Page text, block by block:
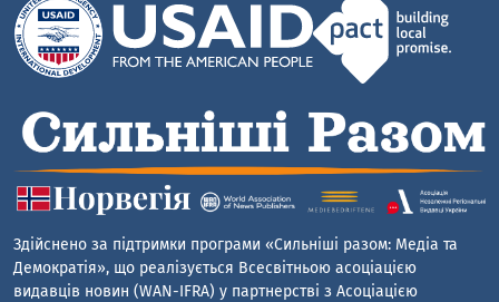
Здійснено за підтримки програми «Сильніші разом: Медіа та
Демократія», що реалізується Всесвітньою асоціацією
видавців новин (WAN-IFRA) у партнерстві з Асоціацією